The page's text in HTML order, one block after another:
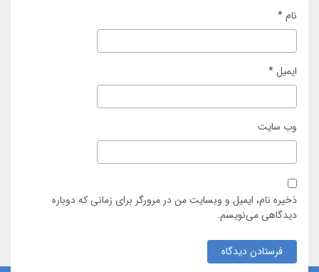
نام*
ایمیل*
وب‌ سایت
ذخیره نام، ایمیل و وبسایت من در مرورگر برای زمانی که دوباره
دیدگاهی می‌نویسم.